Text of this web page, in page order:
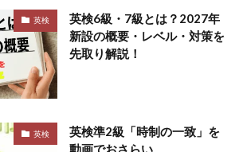
英検
英検6級・7級とは？2027年
新設の概要・レベル・対策を
先取り解説！
英検
英検準2級「時制の一致」を
動画でおさらい